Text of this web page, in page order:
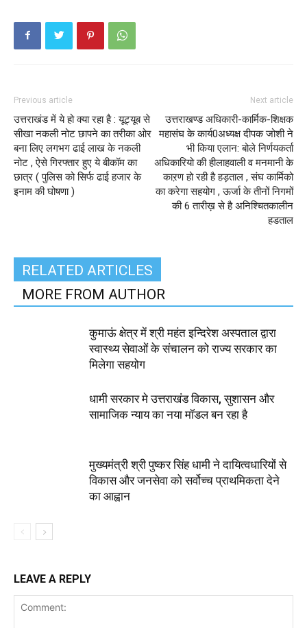
Previous article
उत्तराखंड में ये हो क्या रहा है : यूट्यूब से
सीखा नकली नोट छापने का तरीका ओर
बना लिए लगभग ढाई लाख के नकली
नोट , ऐसे गिरफ्तार हुए ये बीकॉम का
छात्र ( पुलिस को सिर्फ ढाई हजार के
इनाम की घोषणा )
Next article
उत्तराखण्ड अधिकारी-कार्मिक-शिक्षक
महासंघ के कार्य0अध्यक्ष दीपक जोशी ने
भी किया एलान: बोले निर्णयकर्ता
अधिकारियो की हीलाहवाली व मनमानी के
काऱण हो रही है हड़ताल , संघ कार्मिको
का करेगा सहयोग , ऊर्जा के तीनों निगमों
की 6 तारीख़ से है अनिश्चितकालीन
हडताल
RELATED ARTICLES
MORE FROM AUTHOR
कुमाऊं क्षेत्र में श्री महंत इन्दिरेश अस्पताल द्वारा
स्वास्थ्य सेवाओं के संचालन को राज्य सरकार का
मिलेगा सहयोग
धामी सरकार मे उत्तराखंड विकास, सुशासन और
सामाजिक न्याय का नया मॉडल बन रहा है
मुख्यमंत्री श्री पुष्कर सिंह धामी ने दायित्वधारियों से
विकास और जनसेवा को सर्वोच्च प्राथमिकता देने
का आह्वान
LEAVE A REPLY